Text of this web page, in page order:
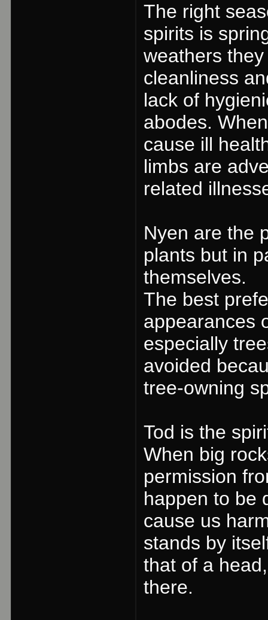
The right
spirits is
weathers
cleanliness
lack of
abodes.
cause ill
limbs are
related
Nyen are the
plants but in
themselves.
The best
appearances
especially
avoided
tree-owning
Tod is the
When big
permission
happen to be
cause us
stands by
that of a
there.